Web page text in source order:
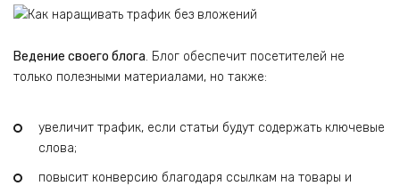
Ведение своего блога. Блог обеспечит посетителей не
только полезными материалами, но также:
увеличит трафик, если статьи будут содержать ключевые
слова;
повысит конверсию благодаря ссылкам на товары и